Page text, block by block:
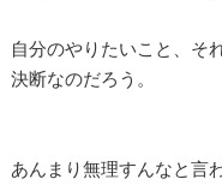
自分のやりたいこと、そ
決断なのだろう。
あんまり無理すんなと言